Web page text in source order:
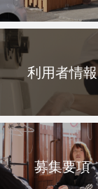
利用者情報
募集要項